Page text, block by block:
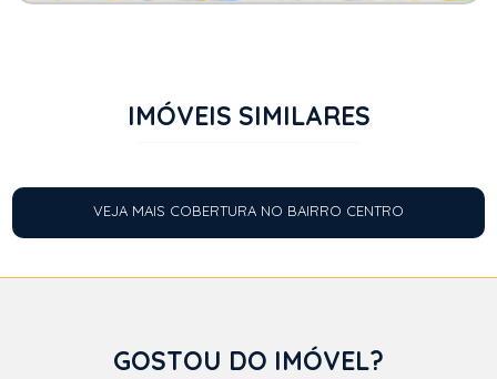
IMÓVEIS SIMILARES
VEJA MAIS COBERTURA NO BAIRRO CENTRO
GOSTOU DO IMÓVEL?